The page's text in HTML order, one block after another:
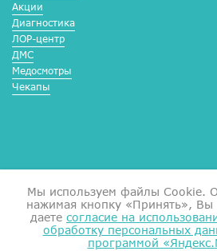
Акции
Диагностика
ЛОР-центр
ДМС
Медосмотры
Чекапы
Справка для налоговой
Мы используем файлы Сookie.
нажимая кнопку «Принять», Вы
даете согласие на
обработку персональных
программой